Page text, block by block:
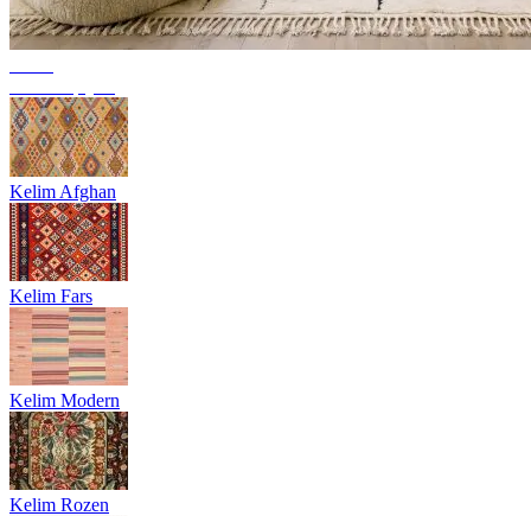
Kelim Afghan
Kelim Fars
Kelim Modern
Kelim Rozen